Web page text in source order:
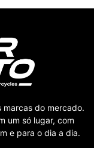
marcas do mercado.
um só lugar, com
e para o dia a dia.